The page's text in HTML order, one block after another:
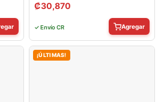
₡30,870
✓ Envío CR Agregar
¡ÚLTIMAS!